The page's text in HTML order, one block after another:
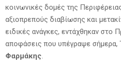
κοινωνικές δομές της
αξιοπρεπούς διαβίωσης και
ειδικές ανάγκες, εντάχθηκαν στο
αποφάσεις που υπέγραψε σήμερα,
Φαρμάκης.